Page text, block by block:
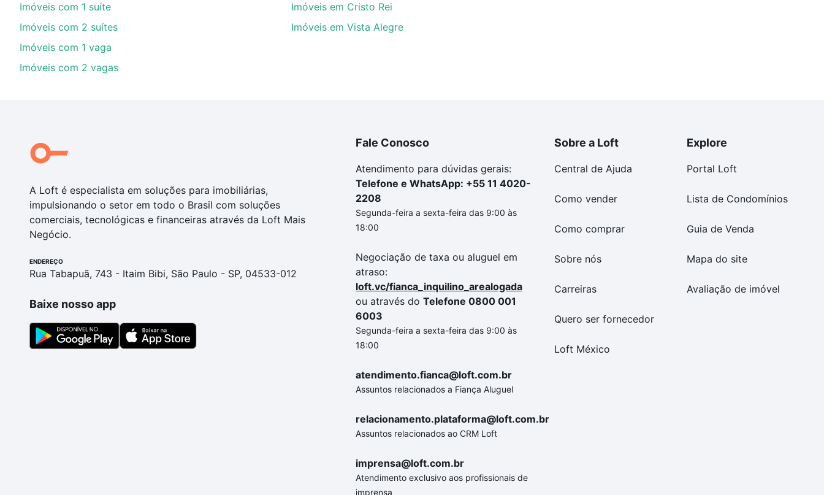
Imóveis com 1 suíte
Imóveis com 2 suítes
Imóveis com 1 vaga
Imóveis com 2 vagas
Imóveis em Cristo Rei
Imóveis em Vista Alegre
A Loft é especialista em soluções para imobiliárias,
impulsionando o setor em todo o Brasil com soluções
comerciais, tecnológicas e financeiras através da Loft Mais
Negócio.
ENDEREÇO
Rua Tabapuã, 743 - Itaim Bibi, São Paulo - SP, 04533-012
Baixe nosso app
Fale Conosco
Atendimento para dúvidas gerais:
Telefone e WhatsApp: +55 11 4020-
2208
Segunda-feira a sexta-feira das 9:00 às
18:00
Negociação de taxa ou aluguel em
atraso:
loft.vc/fianca_inquilino_arealogada
ou através do Telefone 0800 001
6003
Segunda-feira a sexta-feira das 9:00 às
18:00
atendimento.fianca@loft.com.br
Assuntos relacionados a Fiança Aluguel
relacionamento.plataforma@loft.com.br
Assuntos relacionados ao CRM Loft
imprensa@loft.com.br
Atendimento exclusivo aos profissionais de
imprensa
Sobre a Loft
Central de Ajuda
Como vender
Como comprar
Sobre nós
Carreiras
Quero ser fornecedor
Loft México
Explore
Portal Loft
Lista de Condomínios
Guia de Venda
Mapa do site
Avaliação de imóvel